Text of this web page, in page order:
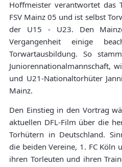
Hoffmeister verantwortet das
FSV Mainz 05 und ist selbst
der U15 - U23. Den
Vergangenheit einige
Torwartausbildung. So
Juniorennationalmannschaft,
und U21-Nationaltorhüter
Mainz.
Den Einstieg in den Vortrag
aktuellen DFL-Film über die
Torhütern in Deutschland.
die beiden Vereine, 1. FC Köln
ihren Torleuten und ihren